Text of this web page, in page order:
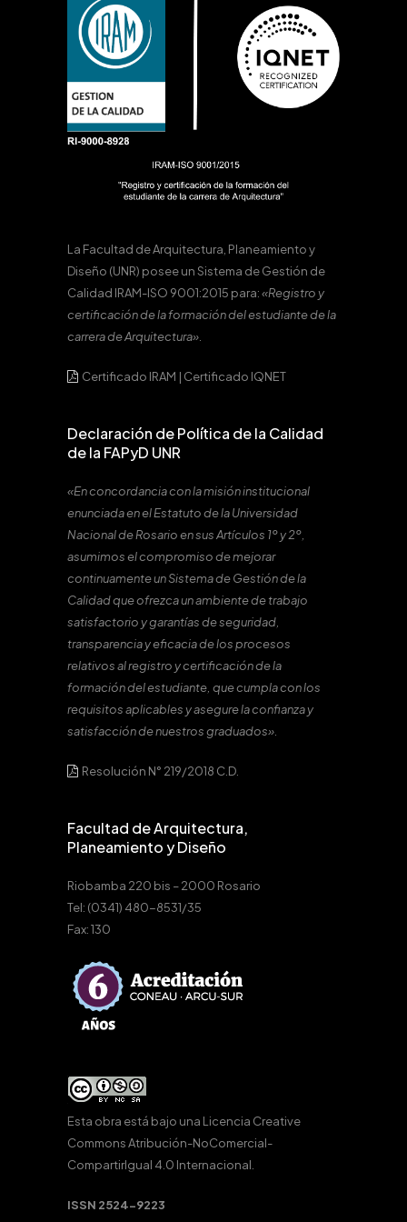
La Facultad de Arquitectura, Planeamiento y
Diseño (UNR) posee un Sistema de Gestión de
Calidad IRAM-ISO 9001:2015 para:«Registro y
certificación de la formación del estudiante de la
carrera de Arquitectura».
Certificado IRAM | Certificado IQNET
Declaración de Política de la Calidad
de la FAPyD UNR
«En concordancia con la misión institucional
enunciada en el Estatuto de la Universidad
Nacional de Rosario en sus Artículos 1º y 2º,
asumimos el compromiso de mejorar
continuamente un Sistema de Gestión de la
Calidad que ofrezca un ambiente de trabajo
satisfactorio y garantías de seguridad,
transparencia y eficacia de los procesos
relativos al registro y certificación de la
formación del estudiante, que cumpla con los
requisitos aplicables y asegure la confianza y
satisfacción de nuestros graduados».
Resolución N° 219/2018 C.D.
Facultad de Arquitectura,
Planeamiento y Diseño
Riobamba 220 bis – 2000 Rosario
Tel: (0341) 480-8531/35
Fax: 130
Esta obra está bajo una Licencia Creative
Commons Atribución-NoComercial-
CompartirIgual 4.0 Internacional.
ISSN 2524-9223